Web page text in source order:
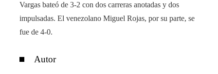
Vargas bateó de 3-2 con dos carreras anotadas y dos
impulsadas. El venezolano Miguel Rojas, por su parte, se
fue de 4-0.
Autor